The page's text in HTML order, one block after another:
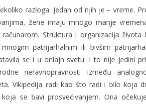
razloga. Jedan od njih je – vreme.
žene imaju mnogo manje
računarom. Struktura i organizacija života
patrijarhalnim ili bivšim
se i u onlajn svetu. I to nije jedini
neravnopravnosti između
Vikipedija radi kao što radi i bilo koja
koja se bavi prosvećivanjem. Ona